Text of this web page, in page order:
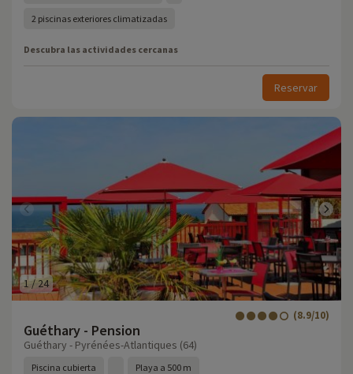
2 piscinas exteriores climatizadas
Descubra las actividades cercanas
Reservar
1/24
Guéthary - Pension
(8.9/10)
Guéthary - Pyrénées-Atlantiques (64)
Piscina cubierta Playa a 500 m